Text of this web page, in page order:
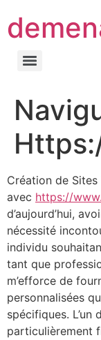
Création de Sites
avec https://
d’aujourd’hui,
nécessité
individu
tant que
m’efforce de
personnalisées
spécifiques.
particulièrement